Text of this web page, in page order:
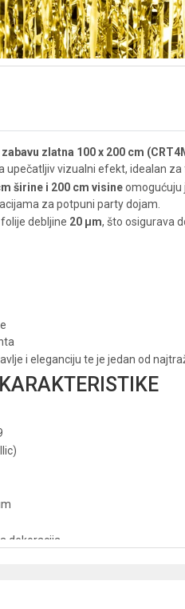
zlatna 100 x 200 cm
upečatljiv vizualni efekt, idealan
širine i 200 cm visineomogućuju
za potpuni party dojam.
debljine 20 µm, što osigurava
i eleganciju te je jedan od
dekoracija